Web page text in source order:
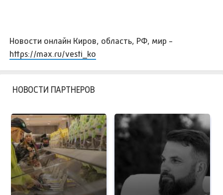
Новости онлайн Киров, область, РФ, мир -
https://max.ru/vesti_ko
НОВОСТИ ПАРТНЕРОВ